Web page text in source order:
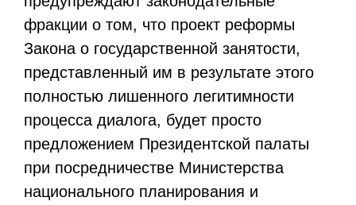
фракции о том, что проект реформы
Закона о государственной занятости,
представленный им в результате этого
полностью лишенного легитимности
процесса диалога, будет просто
предложением Президентской палаты
при посредничестве Министерства
национального планирования и